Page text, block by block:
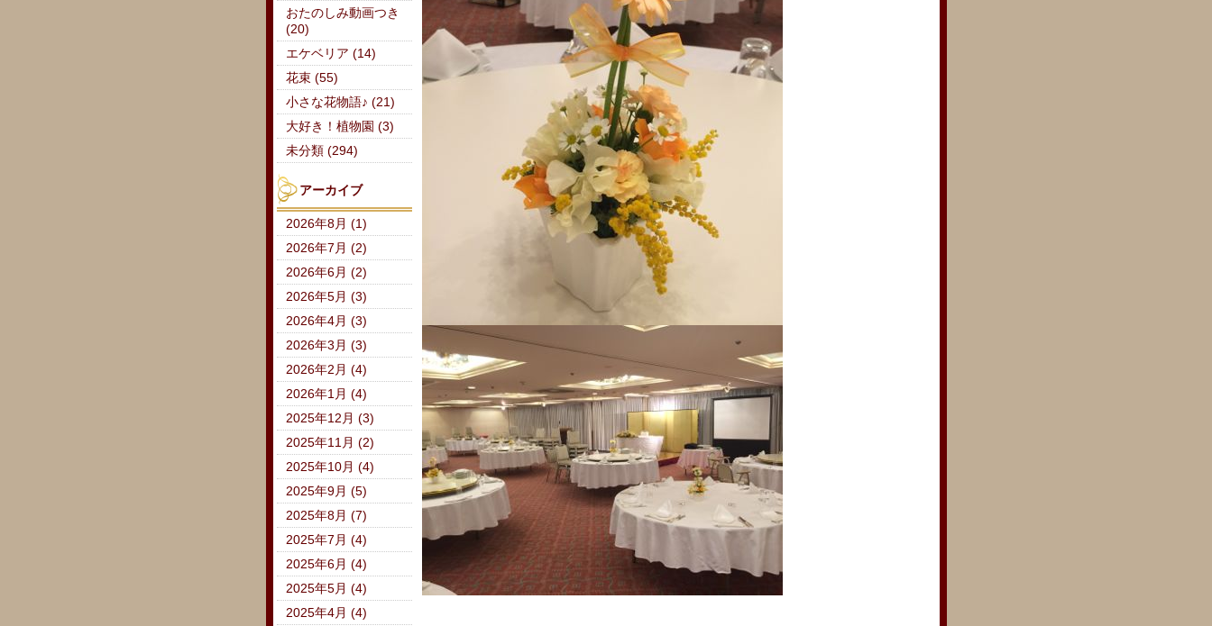
おたのしみ動画つき
(20)
エケベリア (14)
花束 (55)
小さな花物語♪ (21)
大好き！植物園 (3)
未分類 (294)
アーカイブ
2026年8月 (1)
2026年7月 (2)
2026年6月 (2)
2026年5月 (3)
2026年4月 (3)
2026年3月 (3)
2026年2月 (4)
2026年1月 (4)
2025年12月 (3)
2025年11月 (2)
2025年10月 (4)
2025年9月 (5)
2025年8月 (7)
2025年7月 (4)
2025年6月 (4)
2025年5月 (4)
2025年4月 (4)